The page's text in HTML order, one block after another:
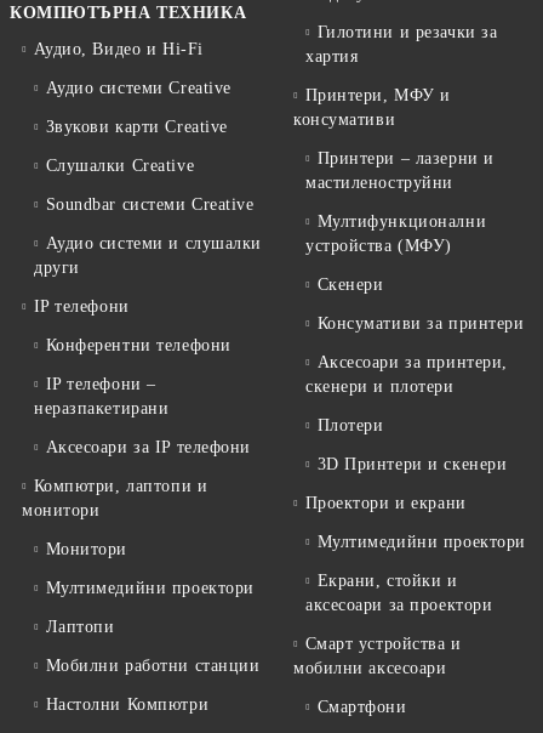
КОМПЮТЪРНА ТЕХНИКА
Аудио, Видео и Hi-Fi
Аудио системи Creative
Звукови карти Creative
Слушалки Creative
Soundbar системи Creative
Аудио системи и слушалки
други
IP телефони
Конферентни телефони
IP телефони –
неразпакетирани
Аксесоари за IP телефони
Компютри, лаптопи и
монитори
Монитори
Мултимедийни проектори
Лаптопи
Мобилни работни станции
Настолни Компютри
Гилотини и резачки за
хартия
Принтери, МФУ и
консумативи
Принтери – лазерни и
мастиленоструйни
Мултифункционални
устройства (МФУ)
Скенери
Консумативи за принтери
Аксесоари за принтери,
скенери и плотери
Плотери
3D Принтери и скенери
Проектори и екрани
Мултимедийни проектори
Екрани, стойки и
аксесоари за проектори
Смарт устройства и
мобилни аксесоари
Смартфони